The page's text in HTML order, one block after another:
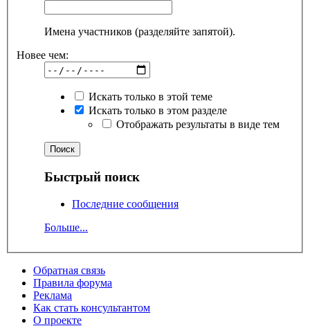
Имена участников (разделяйте запятой).
Новее чем:
Искать только в этой теме
Искать только в этом разделе
Отображать результаты в виде тем
Быстрый поиск
Последние сообщения
Больше...
Обратная связь
Правила форума
Реклама
Как стать консультантом
О проекте